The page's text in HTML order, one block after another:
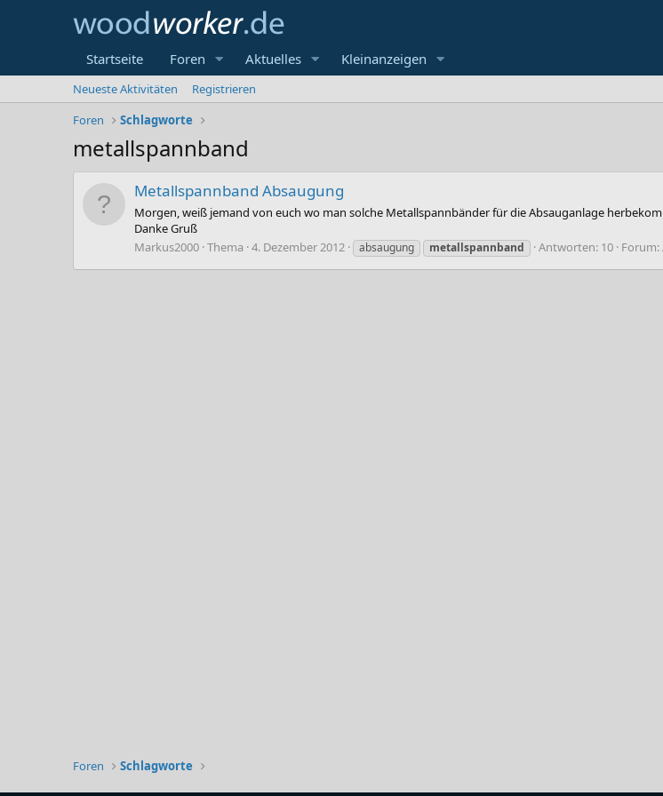
Startseite Foren Aktuelles Kleinanzeigen
Neueste Aktivitäten
Registrieren
Foren
Schlagworte
metallspannband
Metallspannband Absaugung
Morgen, weiß jemand von euch wo man solche Metallspannbänder für die Absauganlage
Danke Gruß
Markus2000 Thema 4. Dezember 2012 absaugung metallspannband Antworten: 10 Forum:
Foren Schlagworte